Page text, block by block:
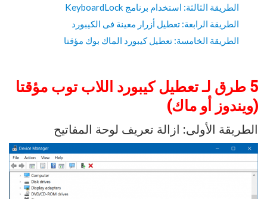
الطريقة الثالثة: استخدام برنامج KeyboardLock
الطريقة الرابعة: تعطيل أزرار معينة فى الكيبورد
الطريقة الخامسة: تعطيل كيبورد الماك بوك مؤقتا
5 طرق لـ تعطيل كيبورد اللاب توب مؤقتا
(ويندوز أو ماك)
الطريقة الأولى: ازالة تعريف لوحة المفاتيح